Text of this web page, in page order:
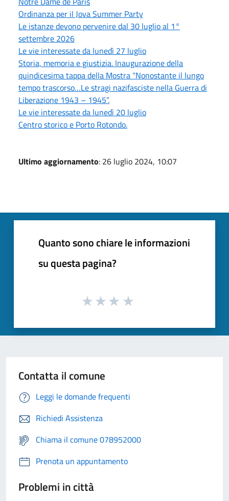
Ordinanza per il Jova Summer Party
Le istanze devono pervenire dal 30 luglio al 1°
settembre 2026
Le vie interessate da lunedì 27 luglio
Storia, memoria e giustizia. Inaugurazione della
quindicesima tappa della Mostra “Nonostante il lungo
tempo trascorso…Le stragi nazifasciste nella Guerra di
Liberazione 1943 – 1945”.
Le vie interessate da lunedì 20 luglio
Centro storico e Porto Rotondo.
Ultimo aggiornamento: 26 luglio 2024, 10:07
Quanto sono chiare le informazioni
su questa pagina?
Contatta il comune
Leggi le domande frequenti
Richiedi Assistenza
Chiama il comune 078952000
Prenota un appuntamento
Problemi in città